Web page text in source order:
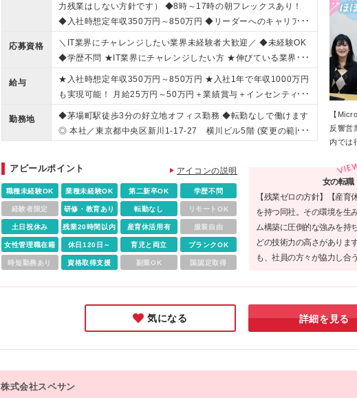
力残業はしない方針です） ◆8時～17時の朝フレックスあり！
◆入社時想定年収350万円～850万円 ◆リーダーへのキャリアあ
り◎ ◆生成AI積極活用中
応募資格
＼IT業界にチャレンジしたい業界未経験者大歓迎／ ◆未経験OK
◆学歴不問 ★IT業界にチャレンジしたい方 ★伸びている業界に
飛び込みたい方 という志望理由の方もぜひお越しください！
給与
★入社時想定年収350万円～850万円 ★入社1年で年収1000万円
も実現可能！ 月給25万円～50万円＋業績賞与＋インセンティブ
※経験・スキル・年齢を考慮し、当社規定により決定します。経
験者は前職の給与を最大限考慮します。 ※上記の金額には固定
残業代（30時間分／47,500円～）が含まれます（月残業は平均
いたします ※試用期間3カ月（待遇の変更なし） 【インセンテ
ィブ制度について】 当社では、売上の10％がインセンティブと
してあなたに還元される仕組み。 新規でご契約となった売上の
みならず SESや保守案件等の定期売上になるものも対象となる
ため、 『担当企業数が増えるほど継続的に収入UP』という嬉し
いサイクルが生まれます◎ また、一般的な法人営業の平均受注
率が約10％といわれている中で 当社は新規顧客：29.9％、既存
近くになった社員も在籍！ インセンティブだけでおおよそ“基本
給×1.5倍”の支給となるため 続ければ続けるほど安定的な高収入
勤務地
◆茅場町駅徒歩3分の好立地オフィス勤務 ◆転勤なしで働けます
◎ 本社／東京都中央区新川1-17-27 横川ビル5階 (変更の範囲)
【
反響営
内では
アピールポイント アイコンの説明
職種未経験OK 業種未経験OK 第二新卒OK 学歴不問
経験者限定 研修・教育あり 転勤なし リモートOK
土日祝休み 残業20時間以内 産育休活用有 服装自由
女性管理職在籍 休日120日～ 育児と両立 ブランクOK
時短勤務あり 資格取得支援 副業OK 国認定取得
女の転職
【残業ゼロの方針】【産
を持つ同社。その環境を生
ム構築に圧倒的な強みを持
どの技術力の高さがありま
も、社員の方々が協力し合
持つ同社は、就業環境を整
す。
気になる 詳細を見る
株式会社スペサン